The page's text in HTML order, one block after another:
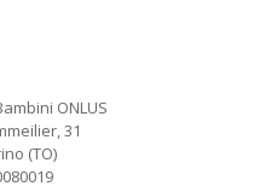
ONLUS
31
(TO)